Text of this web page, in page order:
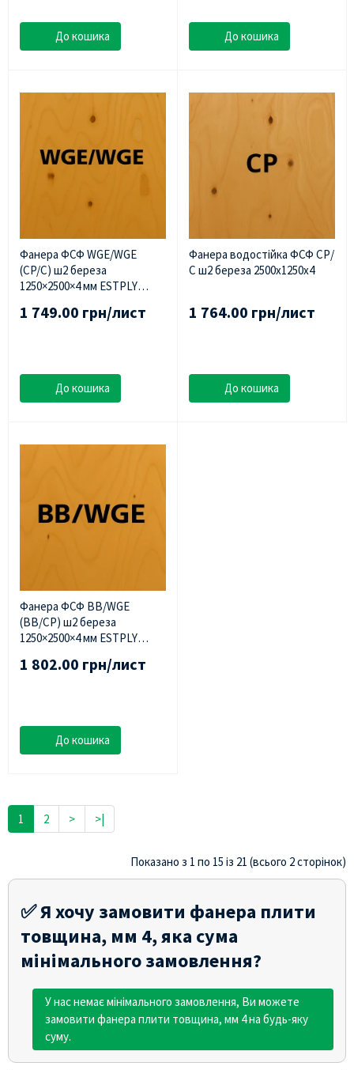
До кошика До кошика
Фанера ФСФ WGE/WGE
(CP/C) ш2 береза ​​
1250×2500×4 мм ESTPLY
1 749.00 грн/лист
До кошика
Фанера водостійка ФСФ СР/
С ш2 береза 2500х1250х4
1 764.00 грн/лист
До кошика
Фанера ФСФ BB/WGE
(BB/CP) ш2 береза ​​
1250×2500×4 мм ESTPLY
1 802.00 грн/лист
До кошика
1 2 > >|
Показано з 1 по 15 із 21 (всього 2 сторінок)
✅ Я хочу замовити фанера плити
товщина, мм 4, яка сума
мінімального замовлення?
У нас немає мінімального замовлення, Ви можете
замовити фанера плити товщина, мм 4 на будь-яку
суму.